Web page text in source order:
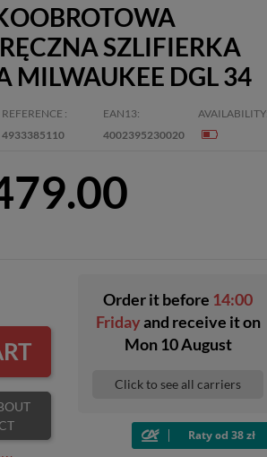
SZLIFIERKA
MILWAUKEE DGL 34
REFERENCE
4933385110
EAN13
4002395230020
AVAILABILITY
Order it before 14:00
Fridayand receive iton
Mon 10 August
Click to see all carriers